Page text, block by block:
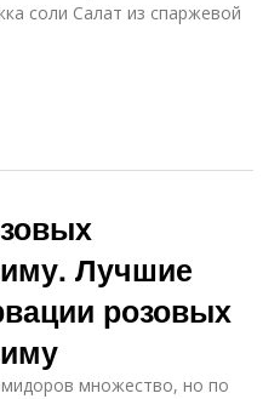
соли Салат из спаржевой
Лучшие
розовых
множество, но по